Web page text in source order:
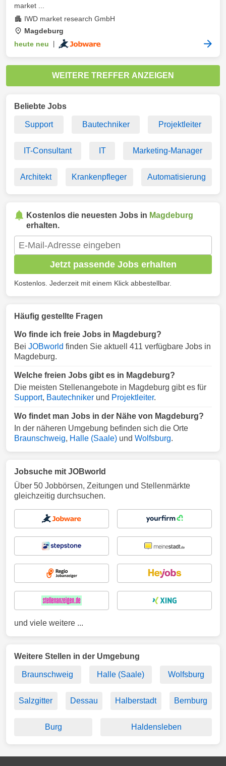
market ...
IWD market research GmbH
Magdeburg
heute neu
WEITERE TREFFER ANZEIGEN
Beliebte Jobs
Support Bautechniker Projektleiter
IT-Consultant IT Marketing-Manager
Architekt Krankenpfleger Automatisierung
Kostenlos die neuesten Jobs in Magdeburg
erhalten.
Jetzt passende Jobs erhalten
Kostenlos. Jederzeit mit einem Klick abbestellbar.
Häufig gestellte Fragen
Wo finde ich freie Jobs in Magdeburg?
Bei JOBworld finden Sie aktuell 411 verfügbare Jobs in
Magdeburg.
Welche freien Jobs gibt es in Magdeburg?
Die meisten Stellenangebote in Magdeburg gibt es für
Support, Bautechniker und Projektleiter.
Wo findet man Jobs in der Nähe von Magdeburg?
In der näheren Umgebung befinden sich die Orte
Braunschweig, Halle (Saale) und Wolfsburg.
Jobsuche mit JOBworld
Über 50 Jobbörsen, Zeitungen und Stellenmärkte
gleichzeitig durchsuchen.
und viele weitere ...
Weitere Stellen in der Umgebung
Braunschweig Halle (Saale) Wolfsburg
Salzgitter Dessau Halberstadt Bernburg
Burg Haldensleben